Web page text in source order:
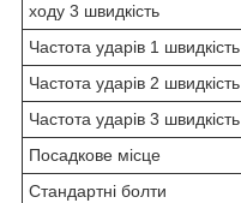
ходу 3 швидкість
Частота ударів 1 швидкість
Частота ударів 2 швидкість
Частота ударів 3 швидкість
Посадкове місце
Стандартні болти